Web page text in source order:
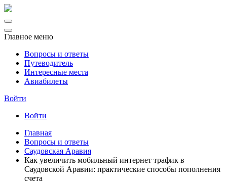
Главное меню
Вопросы и ответы
Путеводитель
Интересные места
Авиабилеты
Войти
Войти
Главная
Вопросы и ответы
Саудовская Аравия
Как увеличить мобильный интернет трафик в
Саудовской Аравии: практические способы пополнения
счета